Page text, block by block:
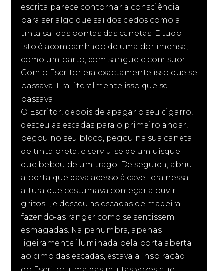
escrita parece contornar a consciência
para ser algo que sai dos dedos como a
tinta sai das pontas das canetas. E tudo
isto é acompanhado de uma dor imensa,
como um parto, com sangue e com suor.
Com o Escritor era exactamente isso que se
passava. Era literalmente isso que se
passava.
O Escritor, depois de apagar o seu cigarro,
desceu as escadas para o primeiro andar,
pegou no seu bloco, pegou na sua caneta
de tinta preta, e serviu-se de um uísque
que bebeu de um trago. De seguida, abriu
a porta que dava acesso à cave –era nessa
altura que costumava começar a ouvir
gritos–, e desceu as escadas de madeira
fazendo-as ranger como se sentissem
esmagadas. Na penumbra, apenas
ligeiramente iluminada pela porta aberta
ao cimo das escadas, estava a inspiração